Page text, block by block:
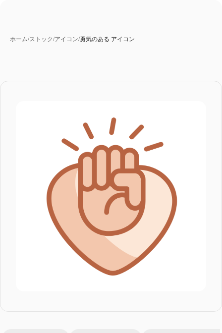
ホーム/ストック/アイコン/勇気のある アイコン